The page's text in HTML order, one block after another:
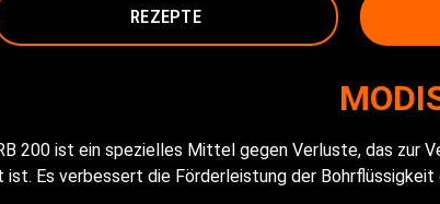
REZEPTE
200 ist ein spezielles Mittel gegen Verluste, das zur
ist. Es verbessert die Förderleistung der Bohrflüssigkeit